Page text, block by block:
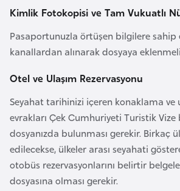
Kimlik Fotokopisi ve Tam Vukuatlı
Pasaportunuzla örtüşen bilgilere sahip
kanallardan alınarak dosyaya
Otel ve Ulaşım Rezervasyonu
Seyahat tarihinizi içeren konaklama ve
evrakları Çek Cumhuriyeti Turistik Vize
dosyanızda bulunması gerekir. Birkaç
edilecekse, ülkeler arası seyahati
otobüs rezervasyonlarını belirtir
dosyasına olması gerekir.
r
e
k
u
l
g
a
r
i